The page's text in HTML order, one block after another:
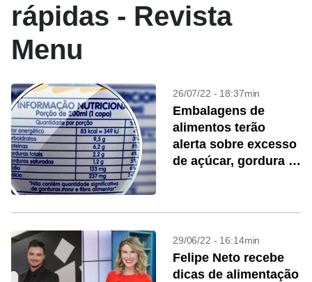
rápidas - Revista
Menu
26/07/22 - 18:37min
Embalagens de
alimentos terão
alerta sobre excesso
de açúcar, gordura e
29/06/22 - 16:14min
Felipe Neto recebe
dicas de alimentação